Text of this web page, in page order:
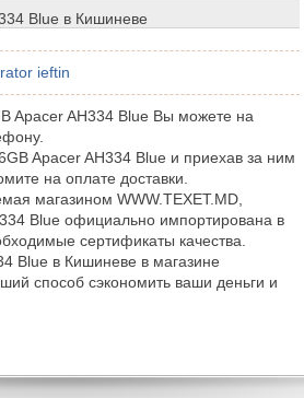
Blue в Кишиневе
ieftin
Apacer AH334 Blue Вы можете на
Apacer AH334 Blue и приехав за ним
на оплате доставки.
магазином WWW.TEXET.MD,
Blue официально импортирована в
сертификаты качества.
Blue в Кишиневе в магазине
способ сэкономить ваши деньги и